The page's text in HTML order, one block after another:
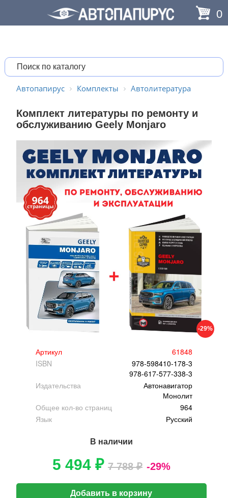
0
Автопапирус Комплекты Автолитература
Комплект литературы по ремонту и
обслуживанию Geely Monjaro
-29%
Артикул
61848
ISBN
978-598410-178-3
978-617-577-338-3
Издательства
Автонавигатор
Монолит
Общее кол-во страниц
964
Язык
Русский
В наличии
5 494 ₽ 7 788 ₽ -29%
Добавить в корзину